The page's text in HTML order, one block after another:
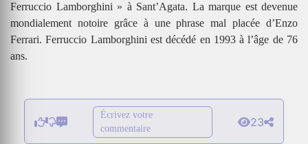
Ferruccio Lamborghini » à Sant’Agata. La marque est devenue
mondialement notoire grâce à une phrase mal placée d’Enzo
Ferrari. Ferruccio Lamborghini est décédé en 1993 à l’âge de 76
ans.
Écrivez votre
commentaire
23